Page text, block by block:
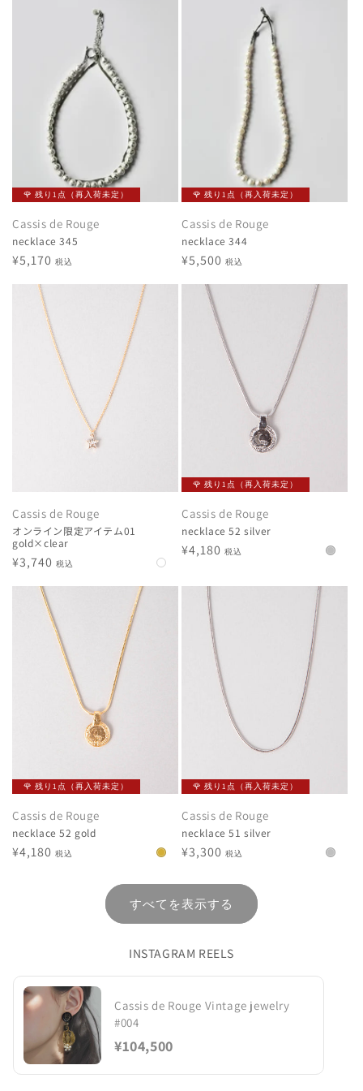
🌹 残り1点（再入荷未定）
Cassis de Rouge
necklace 345
通
¥5,170 税込
🌹 残り1点（再入荷未定）
Cassis de Rouge
necklace 344
通
¥5,500 税込
Cassis de Rouge
オンライン限定アイテム01
gold×clear
通
¥3,740 税込
🌹 残り1点（再入荷未定）
Cassis de Rouge
necklace 52 silver
通
価
¥4,180 税込
🌹 残り1点（再入荷未定）
Cassis de Rouge
necklace 52 gold
通
¥4,180 税込
🌹 残り1点（再入荷未定）
Cassis de Rouge
necklace 51 silver
通
格
¥3,300 税込
すべてを表示する
INSTAGRAM REELS
Cassis de Rouge Vintage jewelry
#004
¥104,500